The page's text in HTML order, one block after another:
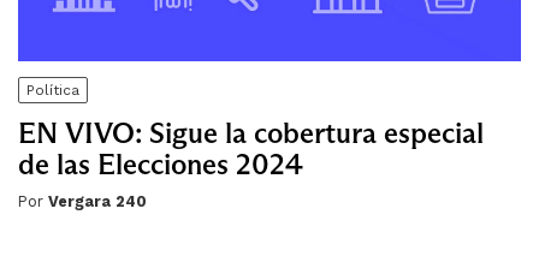
Política
EN VIVO: Sigue la cobertura especial
de las Elecciones 2024
Por Vergara 240